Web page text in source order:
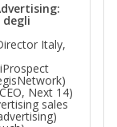
degli
Italy,
Next 14)
sales